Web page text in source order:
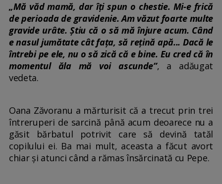
„Mă văd mamă, dar îți spun o chestie. Mi-e frică
de perioada de gravidenie. Am văzut foarte multe
gravide urâte. Știu că o să mă înjure acum. Când
e nasul jumătate cât fața, să rețină apă... Dacă le
întrebi pe ele, nu o să zică că e bine. Eu cred că în
momentul ăla mă voi ascunde”, a adăugat
vedeta.
Oana Zăvoranu a mărturisit că a trecut prin trei
întreruperi de sarcină până acum deoarece nu a
găsit bărbatul potrivit care să devină tatăl
copilului ei. Ba mai mult, aceasta a făcut avort
chiar și atunci când a rămas însărcinată cu Pepe.